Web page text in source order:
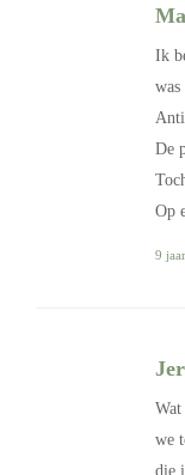
Ik
De
Op
9
we
die